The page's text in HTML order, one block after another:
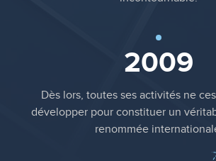
2009
Dès lors, toutes ses activités ne
développer pour constituer un
renommée